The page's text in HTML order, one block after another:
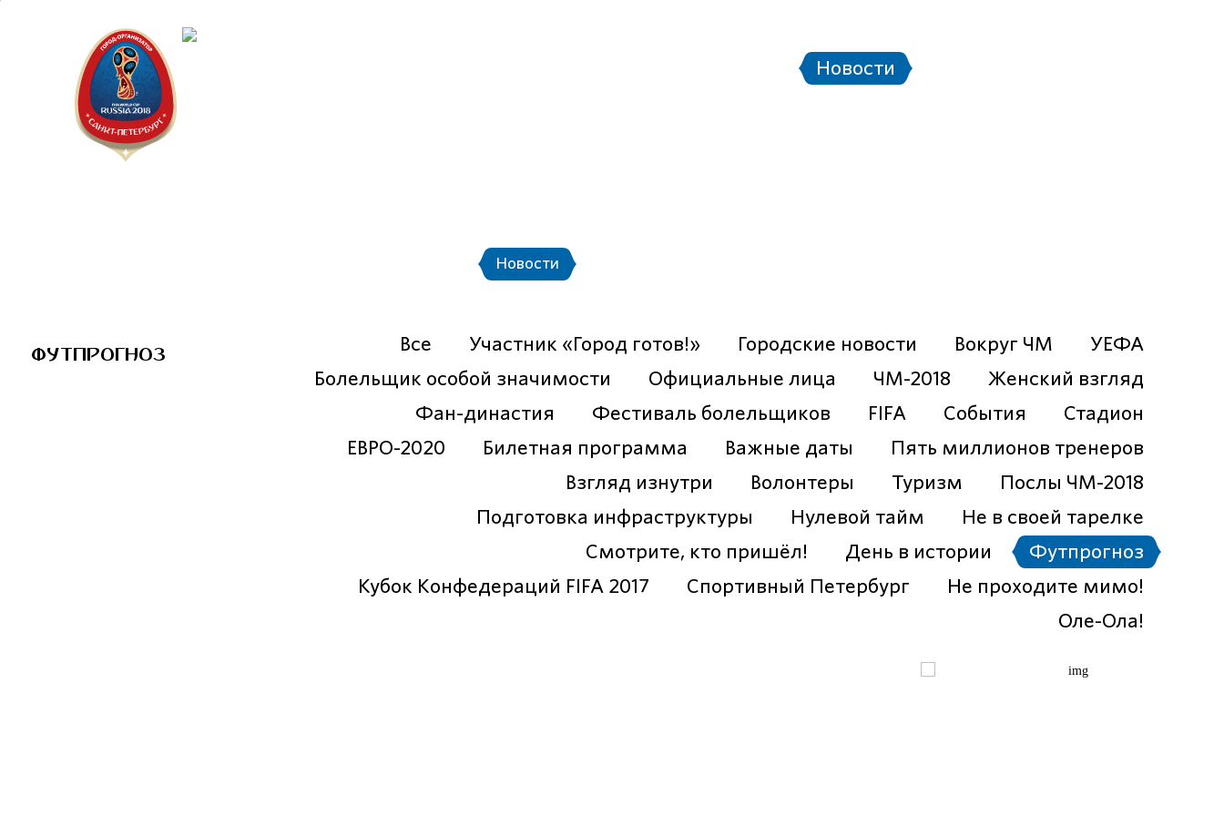
Новости
Новости
ФУТПРОГНОЗ Все Участник «Город готов!» Городские новости Вокруг ЧМ
УЕФА
Болельщик особой значимости
Официальные лица ЧМ-2018
Женский взгляд
Фан-династия
Фестиваль болельщиков FIFA События
Стадион
ЕВРО-2020
Билетная программа Важные даты
Пять миллионов тренеров
Взгляд изнутри
Волонтеры Туризм
Послы ЧМ-2018
Подготовка инфраструктуры
Нулевой тайм
Не в своей тарелке
Смотрите, кто пришёл!
День в истории
Футпрогноз
Кубок Конфедераций FIFA 2017
Спортивный Петербург
Не проходите мимо!
Оле-Ола!